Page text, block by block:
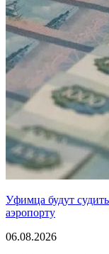
Уфимца будут
аэропорту
06.08.2026